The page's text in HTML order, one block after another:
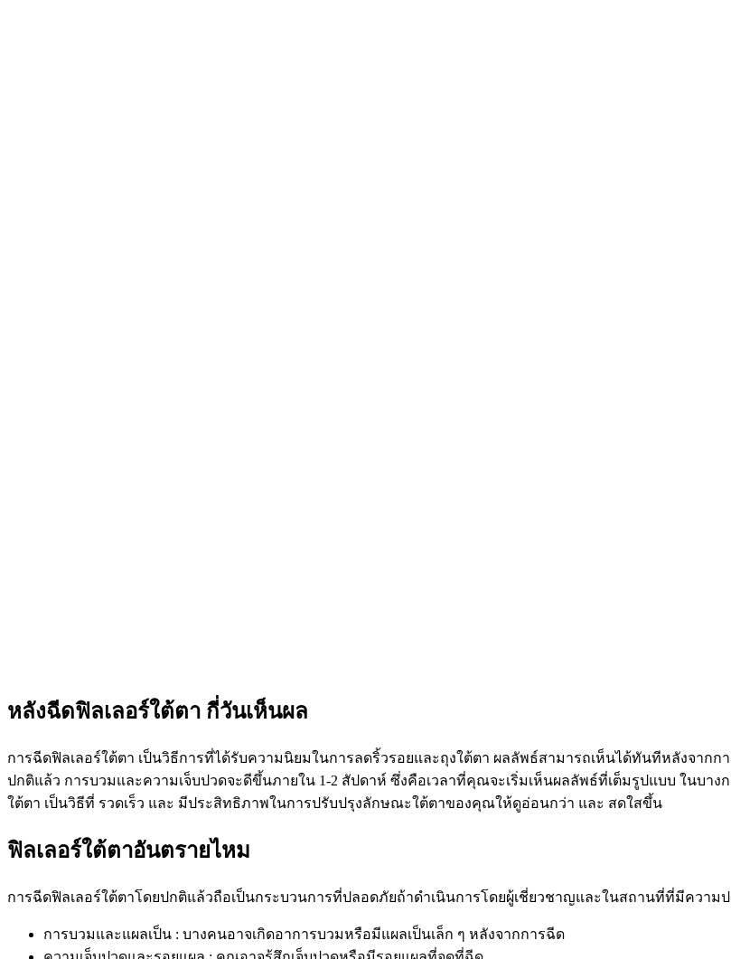
หลังฉีดฟิลเลอร์ใต้ตา กี่วันเห็นผล
การฉีดฟิลเลอร์ใต้ตา เป็นวิธีการที่ได้รับความนิยมในการลดริ้วรอยและถุงใต้ตา ผลลัพธ์สามารถเห็นได้ทันทีหลังจา
ปกติแล้ว การบวมและความเจ็บปวดจะดีขึ้นภายใน 1-2 สัปดาห์ ซึ่งคือเวลาที่คุณจะเริ่มเห็นผลลัพธ์ที่เต็มรูปแบบ ในบา
ใต้ตา เป็นวิธีที่ รวดเร็ว และ มีประสิทธิภาพในการปรับปรุงลักษณะใต้ตาของคุณให้ดูอ่อนกว่า และ สดใสขึ้น
ฟิลเลอร์ใต้ตาอันตรายไหม
การฉีดฟิลเลอร์ใต้ตาโดยปกติแล้วถือเป็นกระบวนการที่ปลอดภัยถ้าดำเนินการโดยผู้เชี่ยวชาญและในสถานที่ที่มีความ
การบวมและแผลเป็น : บางคนอาจเกิดอาการบวมหรือมีแผลเป็นเล็ก ๆ หลังจากการฉีด